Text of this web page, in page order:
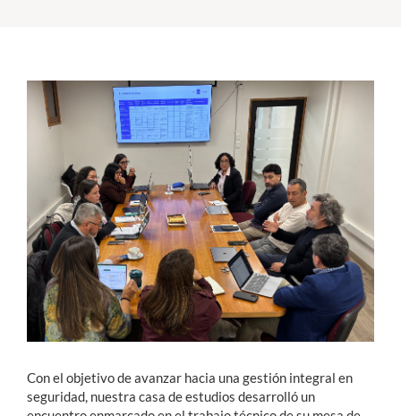
Formación Continua
Académicos
Funcionarios
Alumni
English
Con el objetivo de avanzar hacia una gestión integral en
seguridad, nuestra casa de estudios desarrolló un